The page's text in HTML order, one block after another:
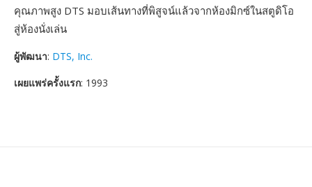
คุณภาพสูง DTS มอบเส้นทางที่พิสูจน์แล้วจากห้องมิกซ์ในสตูดิโอ
สู่ห้องนั่งเล่น
ผู้พัฒนา: DTS, Inc.
เผยแพร่ครั้งแรก: 1993